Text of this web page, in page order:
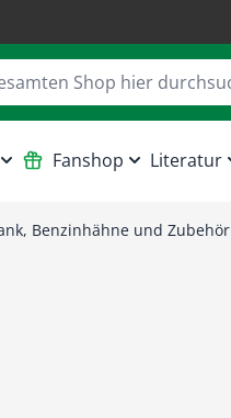
Fanshop Literatur
Benzinhähne und Zubehör